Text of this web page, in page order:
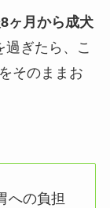
ヶ月から成犬
過ぎたら、こ
そのままお
への負担